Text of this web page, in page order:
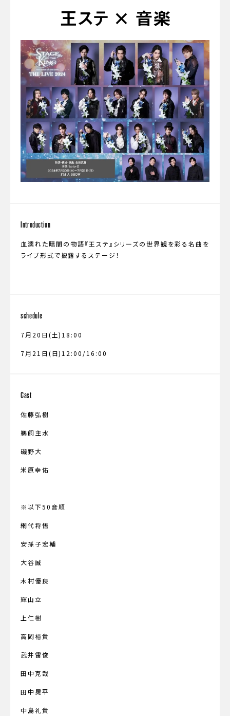
王ステ × 音楽
Introduction
血濡れた暗闇の物語『王ステ』シリーズの世界観を彩る名曲を
ライブ形式で披露するステージ！
schedule
7月20日(土)18:00
7月21日(日)12:00/16:00
Cast
佐藤弘樹
鵜飼主水
磯野大
米原幸佑
※以下50音順
網代将悟
安孫子宏輔
大谷誠
木村優良
輝山立
上仁樹
高岡裕貴
武井雷俊
田中克哉
田中晃平
中島礼貴